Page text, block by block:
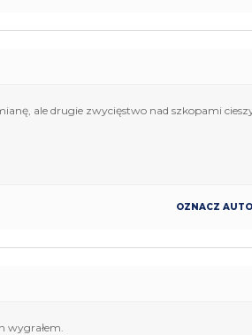
ale drugie zwycięstwo nad szkopami
OZNACZ
wygrałem.